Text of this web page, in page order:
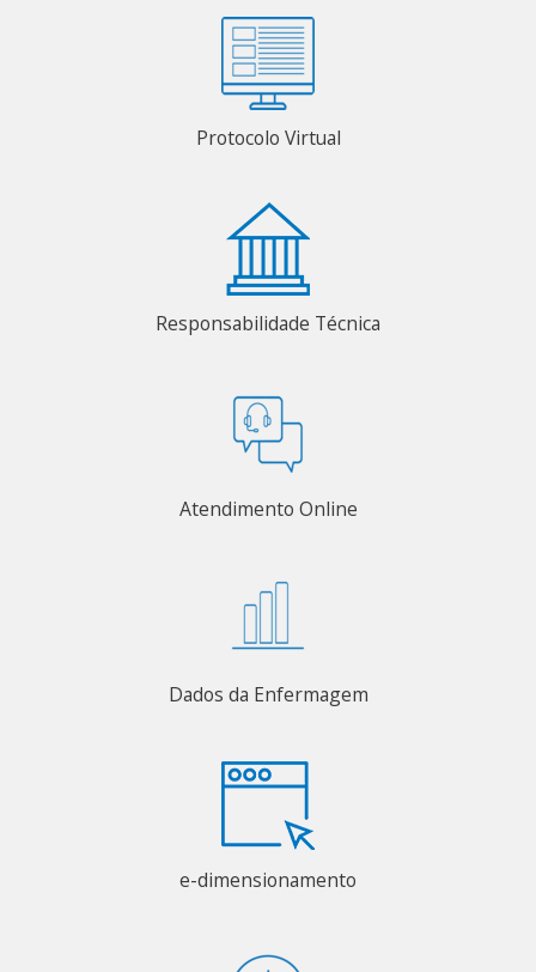
Protocolo Virtual
Responsabilidade Técnica
Atendimento Online
Dados da Enfermagem
e-dimensionamento